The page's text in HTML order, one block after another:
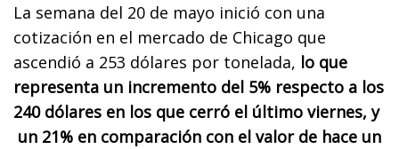
La semana del 20 de mayo inició con una
cotización en el mercado de Chicago que
ascendió a 253 dólares por tonelada, lo que
representa un incremento del 5% respecto a los
240 dólares en los que cerró el último viernes, y
un 21% en comparación con el valor de hace un